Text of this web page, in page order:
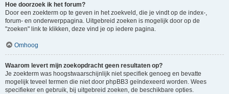
Hoe doorzoek ik het forum?
Door een zoekterm op te geven in het zoekveld, die je vindt op de index-,
forum- en onderwerppagina. Uitgebreid zoeken is mogelijk door op de
"zoeken" link te klikken, deze vind je op iedere pagina.
Omhoog
Waarom levert mijn zoekopdracht geen resultaten op?
Je zoekterm was hoogstwaarschijnlijk niet specifiek genoeg en bevatte
mogelijk teveel termen die niet door phpBB3 geïndexeerd worden. Wees
specifieker en gebruik, bij uitgebreid zoeken, de beschikbare opties.